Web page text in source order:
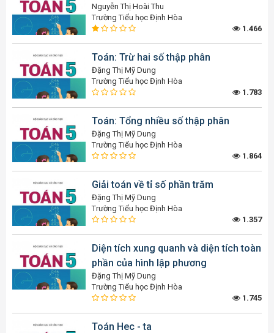
Nguyễn Thị Hoài Thu
Trường Tiểu học Định Hòa
1.466
Toán: Trừ hai số thập phân
Đặng Thị Mỹ Dung
Trường Tiểu học Định Hòa
1.783
Toán: Tổng nhiều số thập phân
Đặng Thị Mỹ Dung
Trường Tiểu học Định Hòa
1.864
Giải toán về tỉ số phần trăm
Đặng Thị Mỹ Dung
Trường Tiểu học Định Hòa
1.357
Diện tích xung quanh và diện tích toàn
phần của hình lập phương
Đặng Thị Mỹ Dung
Trường Tiểu học Định Hòa
1.745
Toán Hec - ta